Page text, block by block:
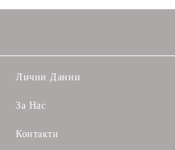
Лични Данни
За Нас
Контакти